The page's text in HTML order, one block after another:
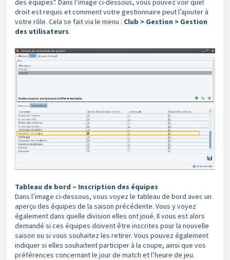
des équipes". Dans l’image ci-dessous, vous pouvez voir quel
droit est requis et comment votre gestionnaire peut l’ajouter à
votre rôle. Cela se fait via le menu : Club > Gestion > Gestion
des utilisateurs.
Tableau de bord – Inscription des équipes
Dans l’image ci-dessous, vous voyez le tableau de bord avec un
aperçu des équipes de la saison précédente. Vous y voyez
également dans quelle division elles ont joué. Il vous est alors
demandé si ces équipes doivent être inscrites pour la nouvelle
saison ou si vous souhaitez les retirer. Vous pouvez également
indiquer si elles souhaitent participer à la coupe, ainsi que vos
préférences concernant le jour de match et l’heure de jeu.